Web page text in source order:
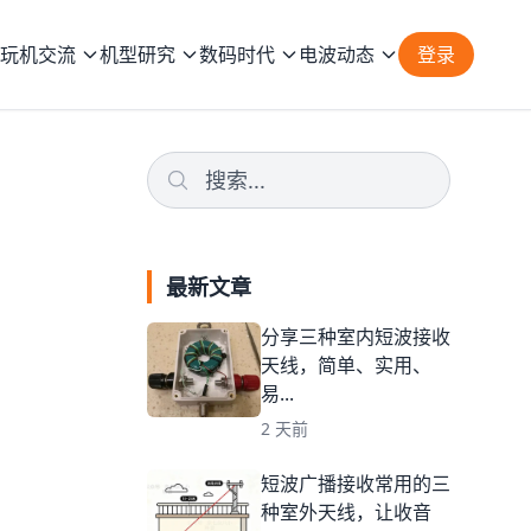
玩机交流 机型研究 数码时代 电波动态 登录
最新文章
分享三种室内短波接收
天线，简单、实用、
易...
2 天前
短波广播接收常用的三
种室外天线，让收音